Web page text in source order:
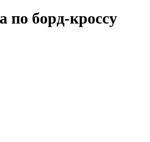
по борд-кроссу